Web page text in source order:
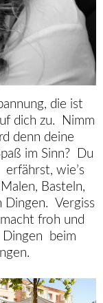
die ist
dich zu.
Nimm
denn deine
im Sinn?
Du
erfährst, wie’s
Basteln,
Dingen. Vergiss
froh und
beim